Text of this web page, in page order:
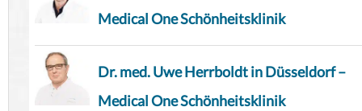
Medical One Schönheitsklinik
Dr. med. Uwe Herrboldt in Düsseldorf –
Medical One Schönheitsklinik